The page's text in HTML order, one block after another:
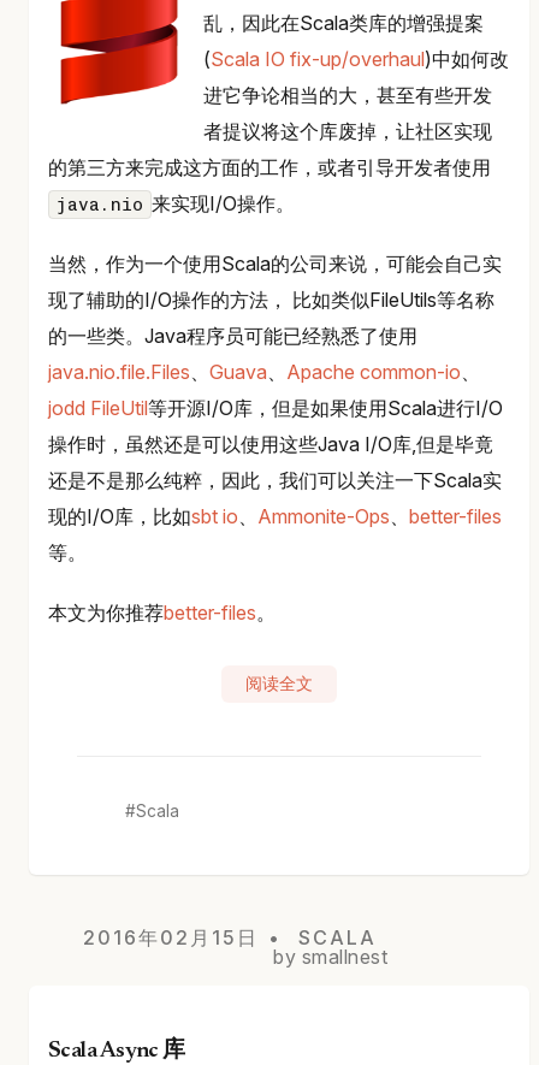
乱，因此在Scala类库的增强提案
(Scala IO fix-up/overhaul)中如何改
进它争论相当的大，甚至有些开发
者提议将这个库废掉，让社区实现
的第三方来完成这方面的工作，或者引导开发者使用
java.nio 来实现I/O操作。
当然，作为一个使用Scala的公司来说，可能会自己实
现了辅助的I/O操作的方法， 比如类似FileUtils等名称
的一些类。Java程序员可能已经熟悉了使用
java.nio.file.Files
Guava Apache common-io
jodd FileUtil等开源I/O库，但是如果使用Scala进行I/O
操作时，虽然还是可以使用这些Java I/O库,但是毕竟
还是不是那么纯粹，因此，我们可以关注一下Scala实
现的I/O库，比如sbt io Ammonite-Ops
better-files
等。
本文为你推荐better-files。
阅读全文
Scala
2016年02月15日
SCALA
by smallnest
Scala Async 库